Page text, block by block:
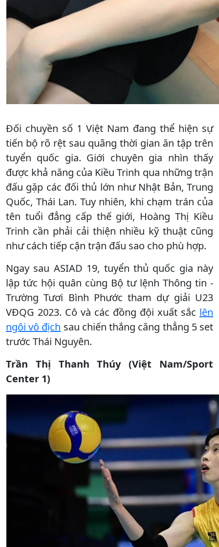
Đối chuyền số 1 Việt Nam đang thể hiện sự
tiến bộ rõ rệt sau quãng thời gian ăn tập trên
tuyển quốc gia. Giới chuyên gia nhìn thấy
được khả năng của Kiều Trinh qua những trận
đấu gặp các đối thủ lớn như Nhật Bản, Trung
Quốc, Thái Lan. Tuy nhiên, khi chạm trán của
tên tuổi đẳng cấp thế giới, Hoàng Thị Kiều
Trinh cần phải cải thiện nhiều kỹ thuật cũng
như cách tiếp cận trận đấu sao cho phù hợp.
Ngay sau ASIAD 19, tuyển thủ quốc gia này
lập tức hội quân cùng Bộ tư lệnh Thông tin -
Trường Tươi Bình Phước tham dự giải U23
VĐQG 2023. Cô và các đồng đội xuất sắc lên
ngôi vô địch sau chiến thắng căng thẳng 5 set
trước Thái Nguyên.
Trần Thị Thanh Thúy (Việt Nam/Sport
Center 1)